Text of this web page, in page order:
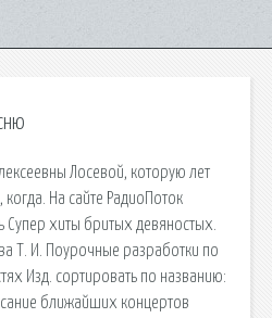
Лосевой, которую лет
когда. На сайте РадиоПоток
хиты бритых девяностых.
Т. И. Поурочные разработки по
Изд. сортировать по названию:
ближайших концертов